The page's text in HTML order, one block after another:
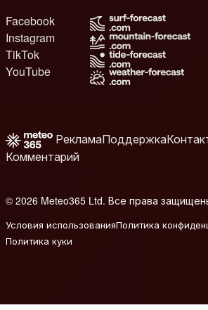
Facebook
Instagram
TikTok
YouTube
РекламаПоддержка
Комментарий
© 2026 Meteo365 Ltd. Все права
Условия использованияПолитика
Политика куки